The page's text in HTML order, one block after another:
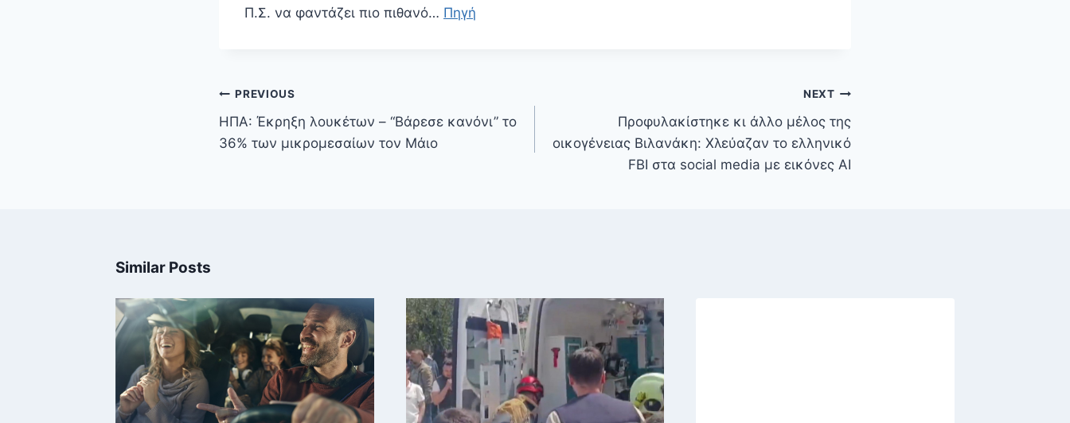
Π.Σ. να φαντάζει πιο πιθανό… Πηγή
Πλοήγηση
άρθρων
PREVIOUS
ΗΠΑ: Έκρηξη λουκέτων – “Βάρεσε κανόνι” το
36% των μικρομεσαίων τον Μάιο
NEXT
Προφυλακίστηκε κι άλλο μέλος της
οικογένειας Βιλανάκη: Χλεύαζαν το ελληνικό
FBI στα social media με εικόνες AI
Similar Posts